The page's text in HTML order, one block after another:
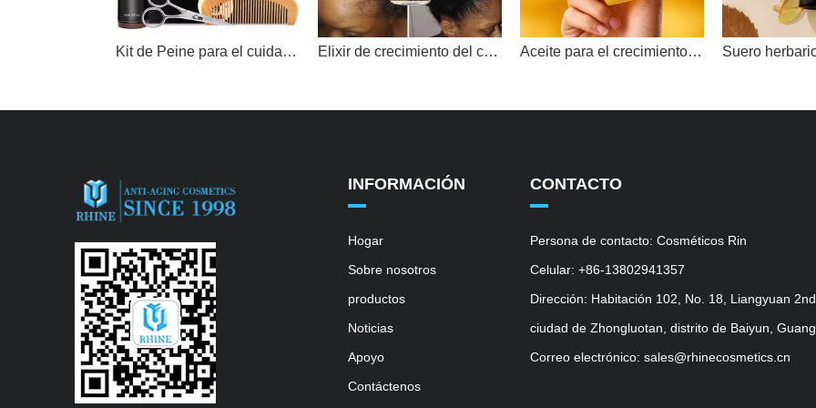
Kit de Peine para el cuidado de la barba, champú de lavado, acondicionador, suero, aceite de crecimiento de estilismo, conjunto de aseo para vello Facial, etiqueta privada Elixir de crecimiento del cabello a base de hierbas Syulli con romero y menta | 8 extractos de plantas | Tratamiento del cuero cabelludo | Venta al por mayor y OEM Aceite para el crecimiento del cabello Syulli | Aceite anticaída de romero y jengibre | Estimular los folículos
INFORMACIÓN
Hogar
Sobre nosotros
productos
Noticias
Apoyo
Contáctenos
CONTACTO
Persona de contacto: Cosméticos Rin
Celular: +86-13802941357
Dirección: Habitación 102, No. 18, Liangyuan
ciudad de Zhongluotan, distrito de Baiyun,
Correo electrónico: sales@rhinecosmetics.cn